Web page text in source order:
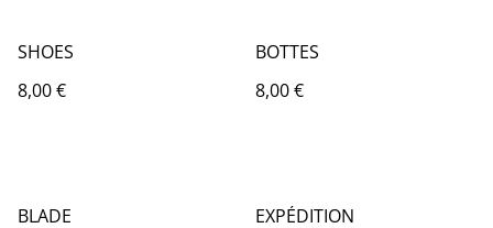
SHOES
8,00 €
BOTTES
8,00 €
BLADE EXPÉDITION